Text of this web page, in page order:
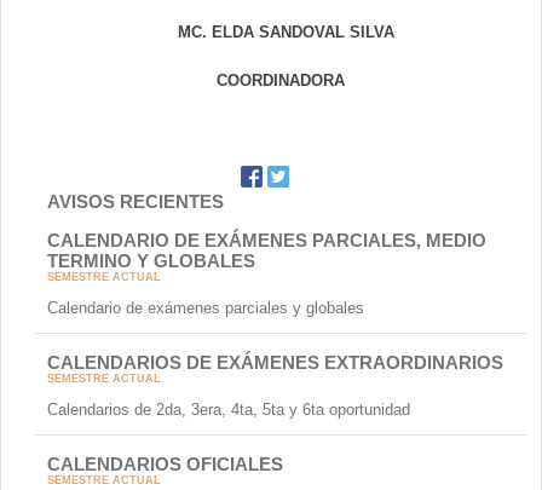
MC. ELDA SANDOVAL SILVA
COORDINADORA
AVISOS RECIENTES
CALENDARIO DE EXÁMENES PARCIALES, MEDIO
TERMINO Y GLOBALES
SEMESTRE ACTUAL
Calendario de exámenes parciales y globales
CALENDARIOS DE EXÁMENES EXTRAORDINARIOS
SEMESTRE ACTUAL
Calendarios de 2da, 3era, 4ta, 5ta y 6ta oportunidad
CALENDARIOS OFICIALES
SEMESTRE ACTUAL